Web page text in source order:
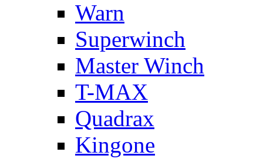
Warn
Superwinch
Master Winch
T-MAX
Quadrax
Kingone